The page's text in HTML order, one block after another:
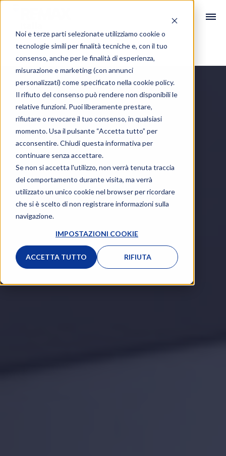
Noi e terze parti selezionate utilizziamo cookie o
tecnologie simili per finalità tecniche e, con il tuo
consenso, anche per le finalità di esperienza,
misurazione e marketing (con annunci
personalizzati) come specificato nella cookie policy.
Il rifiuto del consenso può rendere non disponibili le
relative funzioni. Puoi liberamente prestare,
rifiutare o revocare il tuo consenso, in qualsiasi
momento. Usa il pulsante “Accetta tutto” per
acconsentire. Chiudi questa informativa per
continuare senza accettare.
Se non si accetta l'utilizzo, non verrà tenuta traccia
del comportamento durante visita, ma verrà
utilizzato un unico cookie nel browser per ricordare
che si è scelto di non registrare informazioni sulla
navigazione.
IMPOSTAZIONI COOKIE
ACCETTA TUTTO RIFIUTA